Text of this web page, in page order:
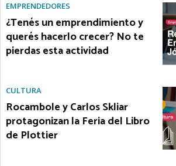
EMPRENDEDORES
¿Tenés un emprendimiento y
querés hacerlo crecer? No te
pierdas esta actividad
CULTURA
Rocambole y Carlos Skliar
protagonizan la Feria del Libro
de Plottier